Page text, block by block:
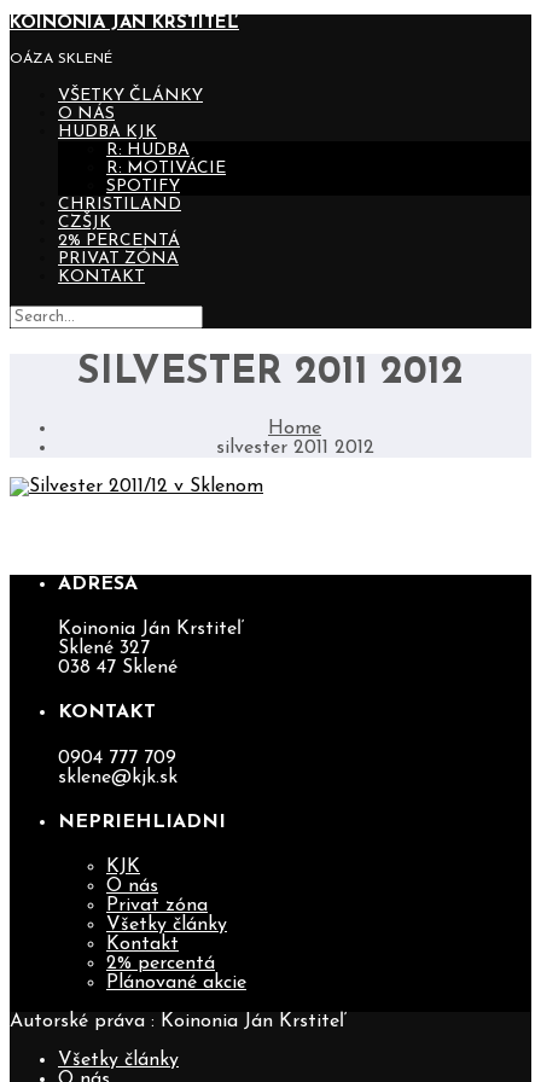
KOINONIA JÁN KRSTITEĽ
OÁZA SKLENÉ
VŠETKY ČLÁNKY
O NÁS
HUDBA KJK
R: HUDBA
R: MOTIVÁCIE
SPOTIFY
CHRISTILAND
CZŠJK
2% PERCENTÁ
PRIVAT ZÓNA
KONTAKT
SILVESTER 2011 2012
Home
silvester 2011 2012
ADRESA
Koinonia Ján Krstiteľ
Sklené 327
038 47 Sklené
KONTAKT
0904 777 709
sklene@kjk.sk
NEPRIEHLIADNI
KJK
O nás
Privat zóna
Všetky články
Kontakt
2% percentá
Plánované akcie
Autorské práva : Koinonia Ján Krstiteľ
Všetky články